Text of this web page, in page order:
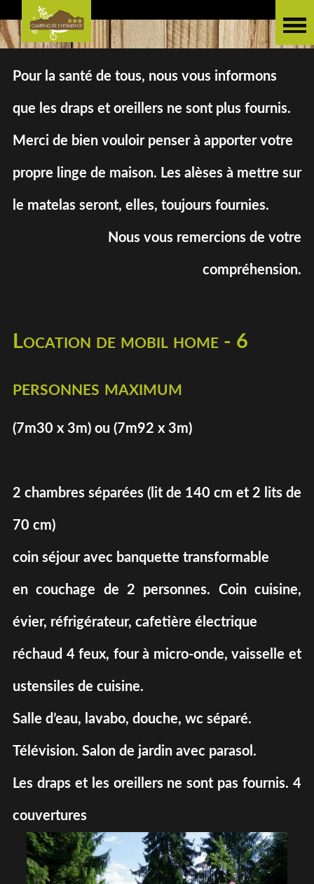
Pour la santé de tous, nous vous informons
que les draps et oreillers ne sont plus fournis.
Merci de bien vouloir penser à apporter votre
propre linge de maison. Les alèses à mettre sur
le matelas seront, elles, toujours fournies.
Nous vous remercions de votre
compréhension.
Location de mobil home - 6
personnes maximum
(7m30 x 3m) ou (7m92 x 3m)
2 chambres séparées (lit de 140 cm et 2 lits de
70 cm)
coin séjour avec banquette transformable
en couchage de 2 personnes. Coin cuisine,
évier, réfrigérateur, cafetière électrique
réchaud 4 feux, four à micro-onde, vaisselle et
ustensiles de cuisine.
Salle d’eau, lavabo, douche, wc séparé.
Télévision. Salon de jardin avec parasol.
Les draps et les oreillers ne sont pas fournis. 4
couvertures